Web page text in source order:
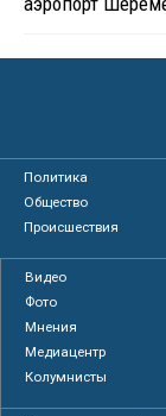
Политика
Общество
Происшествия
Видео
Фото
Мнения
Медиацентр
Колумнисты